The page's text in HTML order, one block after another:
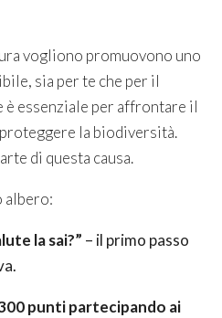
vogliono promuovono uno
sia per te che per il
è essenziale per affrontare il
la biodiversità.
di questa causa.
albero:
la sai?” – il primo passo
punti partecipando ai